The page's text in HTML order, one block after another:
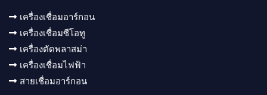
เครื่องเชื่อมอาร์กอน
เครื่องเชื่อมซีโอทู
เครื่องตัดพลาสม่า
เครื่องเชื่อมไฟฟ้า
สายเชื่อมอาร์กอน